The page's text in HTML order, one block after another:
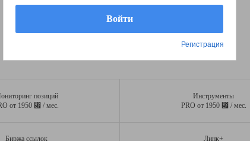
позиций
от 1950 ⃏ / мес.
Инструменты
PRO от 1950 ⃏ / мес.
Биржа ссылок
Линк+
Регистрация